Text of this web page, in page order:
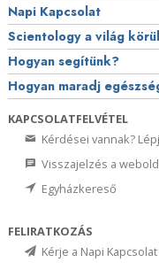
Napi Kapcsolat
Scientology a világ körül
Hogyan segítünk?
Hogyan maradj
KAPCSOLATFELVÉTEL
Kérdései vannak?
Visszajelzés a
Egyházkereső
FELIRATKOZÁS
Kérje a Napi